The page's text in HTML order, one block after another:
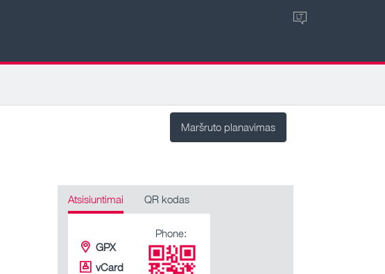
LT
Maršruto planavimas
Atsisiuntimai QR kodas
GPX
vCard
Phone: